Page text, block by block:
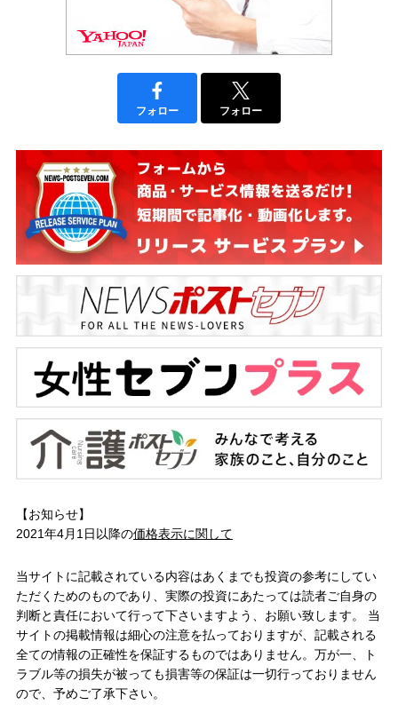
フォロー フォロー
【お知らせ】
2021年4月1日以降の価格表示に関して
当サイトに記載されている内容はあくまでも投資の参考にしてい
ただくためのものであり、実際の投資にあたっては読者ご自身の
判断と責任において行って下さいますよう、お願い致します。 当
サイトの掲載情報は細心の注意を払っておりますが、記載される
全ての情報の正確性を保証するものではありません。万が一、ト
ラブル等の損失が被っても損害等の保証は一切行っておりません
ので、予めご了承下さい。